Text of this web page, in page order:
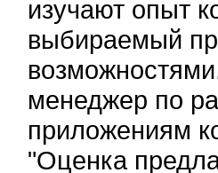
изучают опыт
выбираемый
менеджер по
приложениям
"Оценка